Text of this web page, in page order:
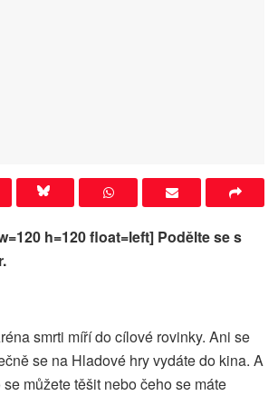
h=120 float=left] Podělte se s
smrti míří do cílové rovinky. Ani se
se na Hladové hry vydáte do kina. A
můžete těšit nebo čeho se máte